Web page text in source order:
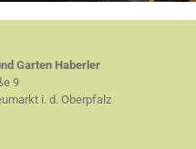
Garten Haberler
9
i. d. Oberpfalz